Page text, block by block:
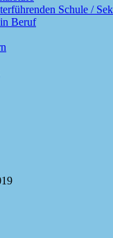
Schule /
Beruf